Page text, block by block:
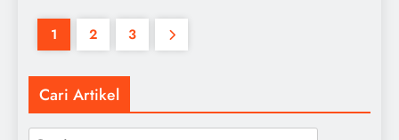
1 2 3
Cari Artikel